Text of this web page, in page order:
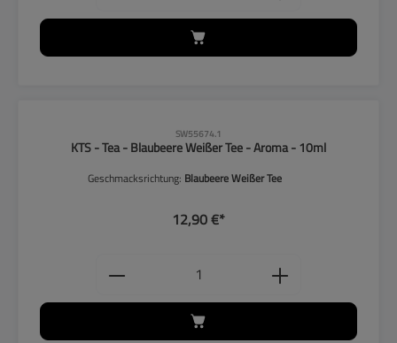
SW55674.1
KTS - Tea - Blaubeere Weißer Tee - Aroma - 10ml
Geschmacksrichtung: Blaubeere Weißer Tee
12,90 €*
Produkt Anzahl: Gib den